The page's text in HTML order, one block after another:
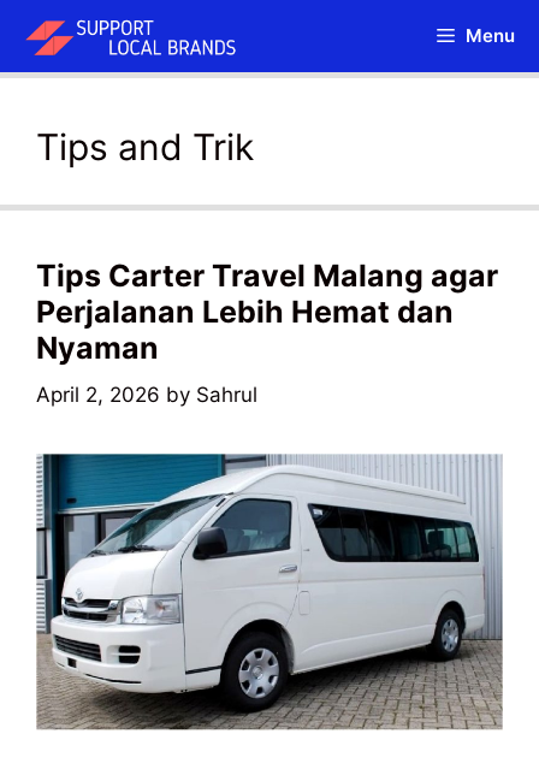
content
Menu
Tips and Trik
Tips Carter Travel Malang agar
Perjalanan Lebih Hemat dan
Nyaman
April 2, 2026 by Sahrul